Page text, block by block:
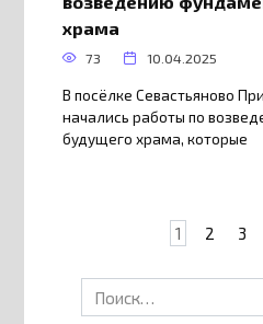
храма
73 10.04.2025
В посёлке Севастьяново
начались работы по
будущего храма, которые
1 2 3
Search
for: